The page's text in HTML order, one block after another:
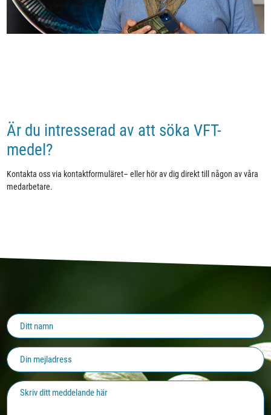
Är du intresserad av att söka VFT-
medel?
Kontakta oss via kontaktformuläret– eller hör av dig direkt till någon av våra
medarbetare.